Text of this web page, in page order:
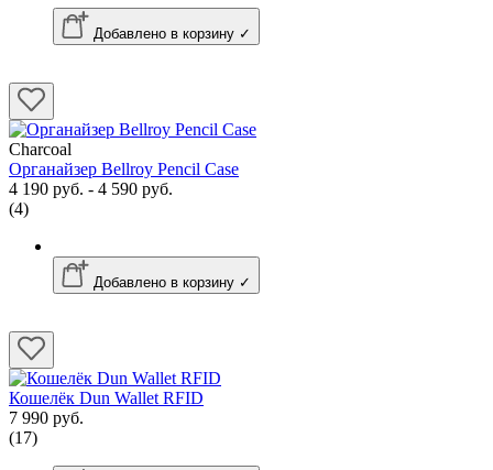
Добавлено в корзину ✓
Charcoal
Органайзер Bellroy Pencil Case
4 190 руб. - 4 590 руб.
(4)
Добавлено в корзину ✓
Кошелёк Dun Wallet RFID
7 990 руб.
(17)